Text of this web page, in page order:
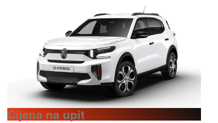
Cijena na upit